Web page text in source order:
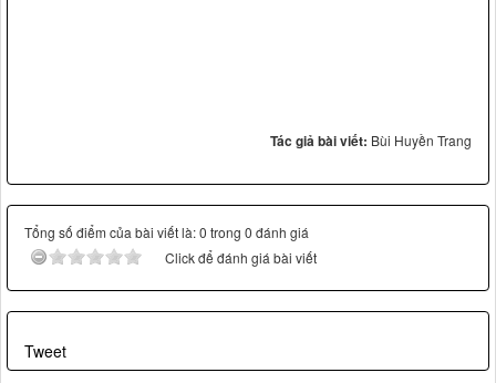
Tác giả bài viết: Bùi Huyền Trang
Tổng số điểm của bài viết là: 0 trong 0 đánh giá
Click để đánh giá bài viết
Tweet